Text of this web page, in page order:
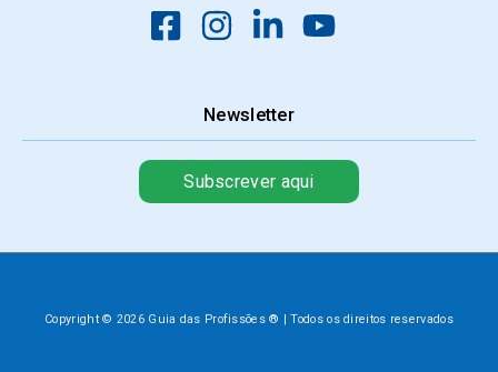
Newsletter
Subscrever aqui
Copyright © 2026 Guia das Profissões ® | Todos os direitos reservados